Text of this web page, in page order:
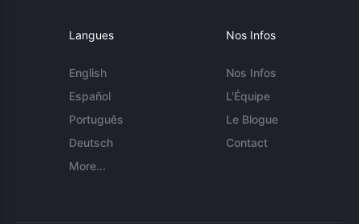
Langues
English
Español
Português
Deutsch
More...
Nos Infos
Nos Infos
L'Équipe
Le Blogue
Contact